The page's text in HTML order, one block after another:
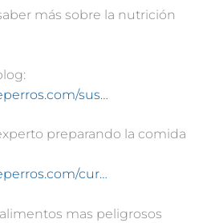
más sobre la nutrición
sus…
preparando la comida
cur…
mas peligrosos